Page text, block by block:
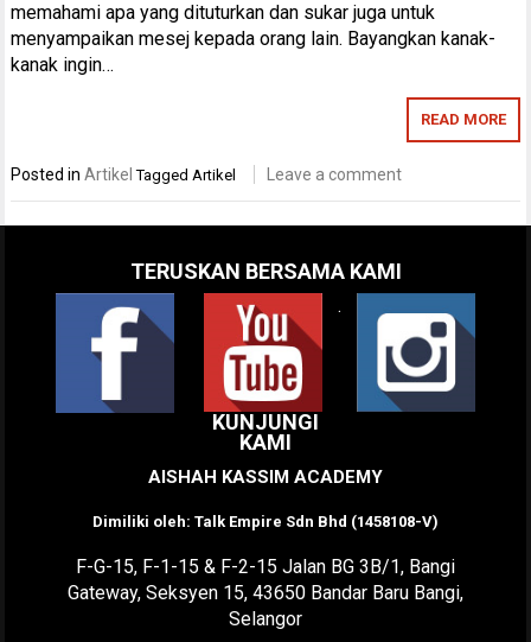
memahami apa yang dituturkan dan sukar juga untuk
menyampaikan mesej kepada orang lain. Bayangkan kanak-
kanak ingin…
READ MORE
Posted inArtikel TaggedArtikel Leave a comment
TERUSKAN BERSAMA KAMI
.
KUNJUNGI
KAMI
AISHAH KASSIM ACADEMY
Dimiliki oleh: Talk Empire Sdn Bhd (1458108-V)
F-G-15, F-1-15 & F-2-15 Jalan BG 3B/1, Bangi
Gateway, Seksyen 15, 43650 Bandar Baru Bangi,
Selangor